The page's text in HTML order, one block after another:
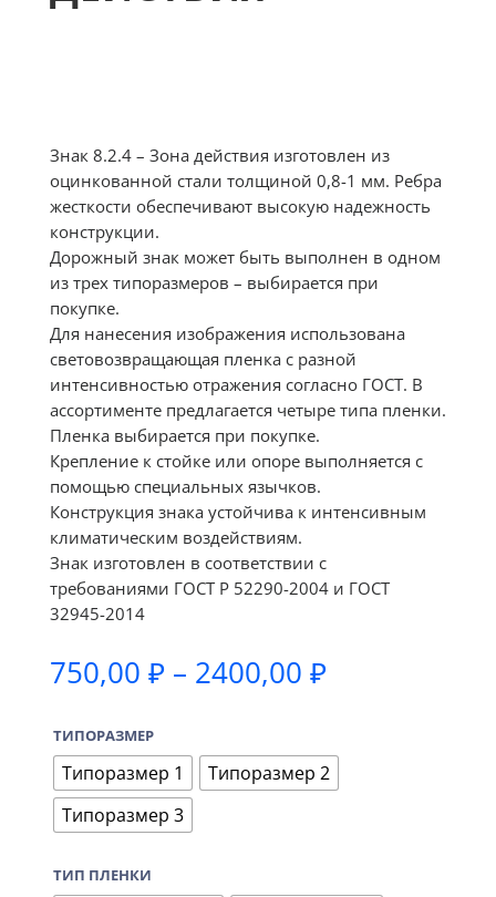
Знак 8.2.4 – Зона действия изготовлен из
оцинкованной стали толщиной 0,8-1 мм. Ребра
жесткости обеспечивают высокую надежность
конструкции.
Дорожный знак может быть выполнен в одном
из трех типоразмеров – выбирается при
покупке.
Для нанесения изображения использована
световозвращающая пленка с разной
интенсивностью отражения согласно ГОСТ. В
ассортименте предлагается четыре типа пленки.
Пленка выбирается при покупке.
Крепление к стойке или опоре выполняется с
помощью специальных язычков.
Конструкция знака устойчива к интенсивным
климатическим воздействиям.
Знак изготовлен в соответствии с
требованиями ГОСТ Р 52290-2004 и ГОСТ
32945-2014
750,00 ₽ – 2400,00 ₽Диапазон
–
2400,00 ₽
ТИПОРАЗМЕР
Типоразмер 1
Типоразмер 2
Типоразмер 3
ТИП ПЛЕНКИ